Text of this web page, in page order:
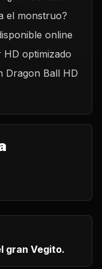
el monstruo?
online
optimizado
Dragon Ball HD
gran Vegito.